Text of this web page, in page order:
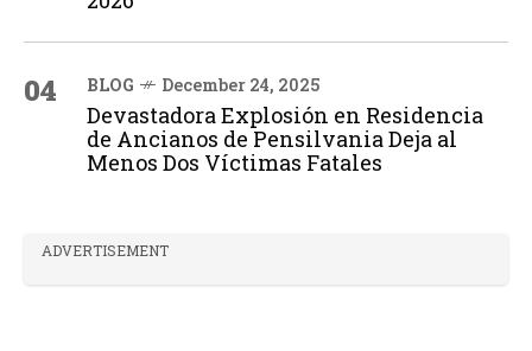
04 BLOG December 24, 2025
Devastadora Explosión en Residencia
de Ancianos de Pensilvania Deja al
Menos Dos Víctimas Fatales
ADVERTISEMENT